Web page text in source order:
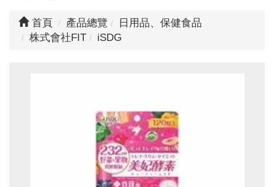
首頁 產品總覽
日用品、保健食品
株式會社FIT
iSDG